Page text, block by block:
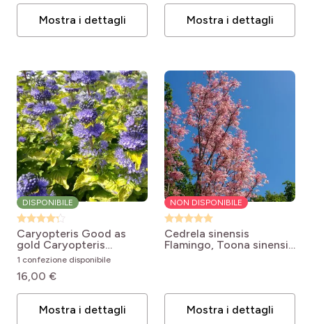
Mostra i dettagli Mostra i dettagli
DISPONIBILE
Caryopteris Good as
gold Caryopteris
clandonensis Good as
Gold ® Novacargol
1 confezione disponibile
16,00 €
Mostra i dettagli
NON DISPONIBILE
Cedrela sinensis
Flamingo, Toona sinensis
Mostra i dettagli